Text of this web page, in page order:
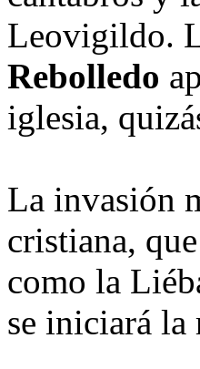
Leovigildo.
Rebolledo
iglesia,
La invasión
cristiana,
como la
se iniciará la